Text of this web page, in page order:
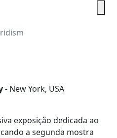
- New York, USA
exposição dedicada ao
a segunda mostra